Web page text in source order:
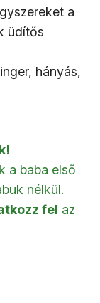
a
üdítős
hányás,
a baba első
nélkül.
fel az